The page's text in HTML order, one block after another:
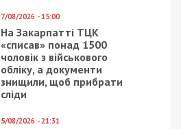
7/08/2026 - 15:00
На Закарпатті ТЦК
«списав» понад 1500
чоловік з військового
обліку, а документи
знищили, щоб прибрати
сліди
5/08/2026 - 21:31